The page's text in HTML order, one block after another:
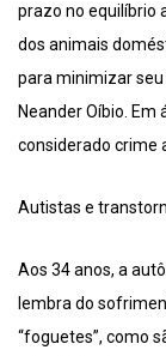
prazo no equilíbrio
dos animais
para minimizar
Neander Oíbio.
considerado crime
Autistas e
Aos 34 anos, a
lembra do
“foguetes”, como